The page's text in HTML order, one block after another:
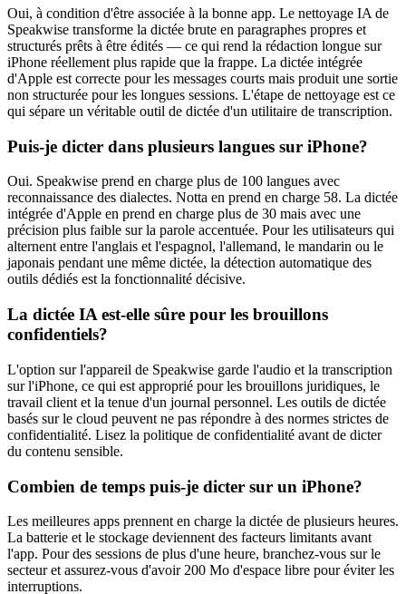
Oui, à condition d'être associée à la bonne app. Le nettoyage IA de
Speakwise transforme la dictée brute en paragraphes propres et
structurés prêts à être édités — ce qui rend la rédaction longue sur
iPhone réellement plus rapide que la frappe. La dictée intégrée
d'Apple est correcte pour les messages courts mais produit une sortie
non structurée pour les longues sessions. L'étape de nettoyage est ce
qui sépare un véritable outil de dictée d'un utilitaire de transcription.
Puis-je dicter dans plusieurs langues sur iPhone?
Oui. Speakwise prend en charge plus de 100 langues avec
reconnaissance des dialectes. Notta en prend en charge 58. La dictée
intégrée d'Apple en prend en charge plus de 30 mais avec une
précision plus faible sur la parole accentuée. Pour les utilisateurs qui
alternent entre l'anglais et l'espagnol, l'allemand, le mandarin ou le
japonais pendant une même dictée, la détection automatique des
outils dédiés est la fonctionnalité décisive.
La dictée IA est-elle sûre pour les brouillons
confidentiels?
L'option sur l'appareil de Speakwise garde l'audio et la transcription
sur l'iPhone, ce qui est approprié pour les brouillons juridiques, le
travail client et la tenue d'un journal personnel. Les outils de dictée
basés sur le cloud peuvent ne pas répondre à des normes strictes de
confidentialité. Lisez la politique de confidentialité avant de dicter
du contenu sensible.
Combien de temps puis-je dicter sur un iPhone?
Les meilleures apps prennent en charge la dictée de plusieurs heures.
La batterie et le stockage deviennent des facteurs limitants avant
l'app. Pour des sessions de plus d'une heure, branchez-vous sur le
secteur et assurez-vous d'avoir 200 Mo d'espace libre pour éviter les
interruptions.